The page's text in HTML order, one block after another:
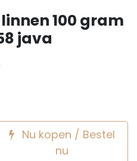
linnen 100 gram
java
Nu kopen / Bestel
nu